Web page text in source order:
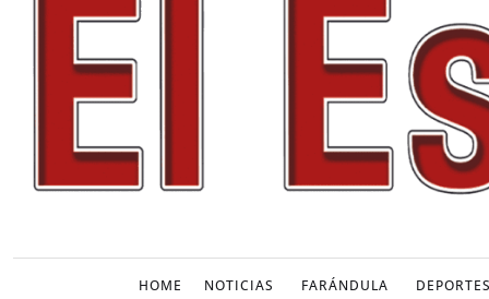
HOME NOTICIAS FARÁNDULA DEPORTES